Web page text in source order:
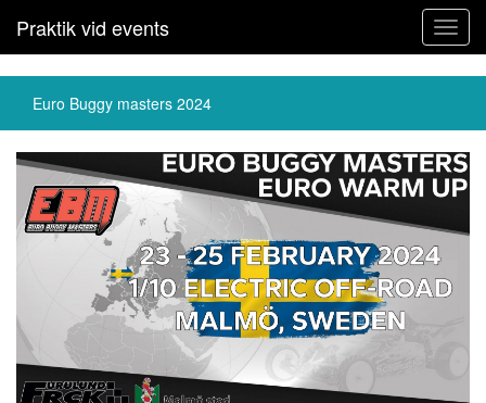
Praktik vid events
Euro Buggy masters 2024